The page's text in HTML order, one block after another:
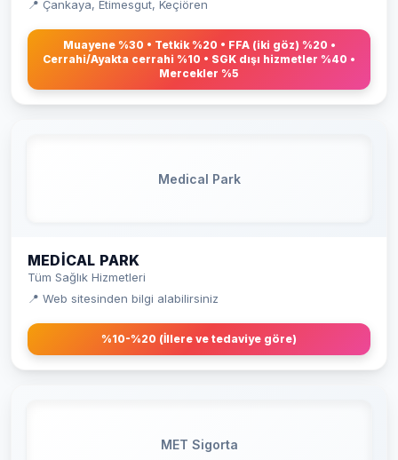
📍 Çankaya, Etimesgut, Keçiören
Muayene %30 • Tetkik %20 • FFA (iki göz) %20 •
Cerrahi/Ayakta cerrahi %10 • SGK dışı hizmetler %40 •
Mercekler %5
Medical Park
MEDICAL PARK
Tüm Sağlık Hizmetleri
📍 Web sitesinden bilgi alabilirsiniz
%10-%20 (İllere ve tedaviye göre)
MET Sigorta